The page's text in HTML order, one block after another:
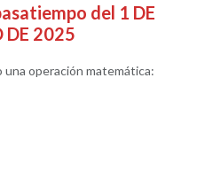
del 1 DE
DE 2025
operación matemática: